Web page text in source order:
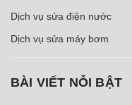
Dịch vụ sửa điện nước
Dịch vụ sửa máy bơm
BÀI VIẾT NỖI BẬT